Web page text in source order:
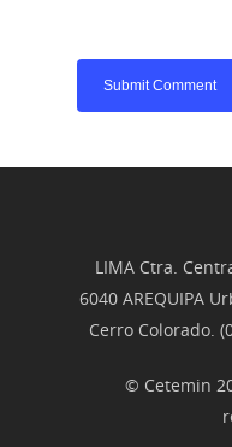
LIMA Ctra.
6040 AREQUIPA
Cerro Colorado.
© Cetemin